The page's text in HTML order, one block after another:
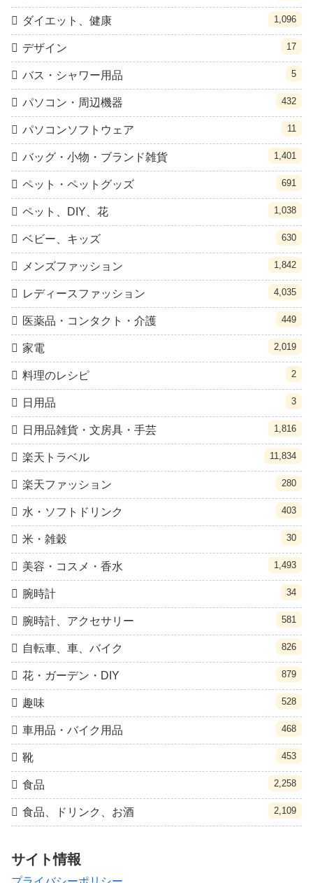
ダイエット、健康 1,096
デザイン 17
バス・シャワー用品 5
パソコン・周辺機器 432
パソコンソフトウェア 11
バッグ・小物・ブランド雑貨 1,401
ペット・ペットグッズ 691
ペット、DIY、花 1,038
ベビー、キッズ 630
メンズファッション 1,842
レディースファッション 4,035
医薬品・コンタクト・介護 449
家電 2,019
料理のレシピ 2
日用品 3
日用品雑貨・文房具・手芸 1,816
楽天トラベル 11,834
楽天ファッション 280
水・ソフトドリンク 403
米・雑穀 30
美容・コスメ・香水 1,493
腕時計 34
腕時計、アクセサリー 581
自転車、車、バイク 826
花・ガーデン・DIY 879
趣味 528
車用品・バイク用品 468
靴 453
食品 2,258
食品、ドリンク、お酒 2,109
サイト情報